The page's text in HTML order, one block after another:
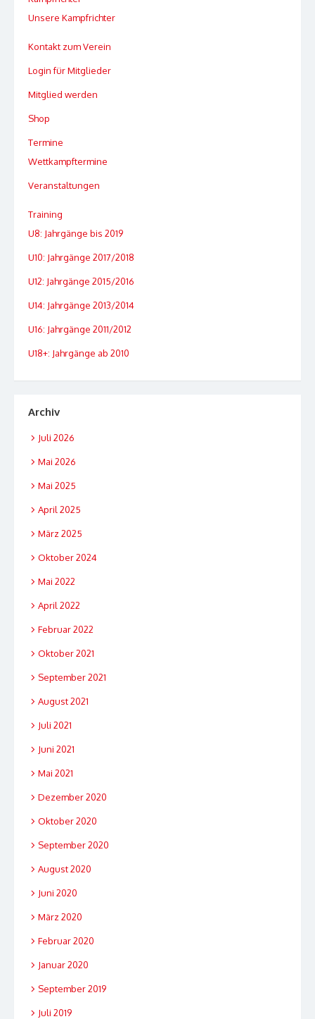
Unsere Kampfrichter
Kontakt zum Verein
Login für Mitglieder
Mitglied werden
Shop
Termine
Wettkampftermine
Veranstaltungen
Training
U8: Jahrgänge bis 2019
U10: Jahrgänge 2017/2018
U12: Jahrgänge 2015/2016
U14: Jahrgänge 2013/2014
U16: Jahrgänge 2011/2012
U18+: Jahrgänge ab 2010
Archiv
Juli 2026
Mai 2026
Mai 2025
April 2025
März 2025
Oktober 2024
Mai 2022
April 2022
Februar 2022
Oktober 2021
September 2021
August 2021
Juli 2021
Juni 2021
Mai 2021
Dezember 2020
Oktober 2020
September 2020
August 2020
Juni 2020
März 2020
Februar 2020
Januar 2020
September 2019
Juli 2019